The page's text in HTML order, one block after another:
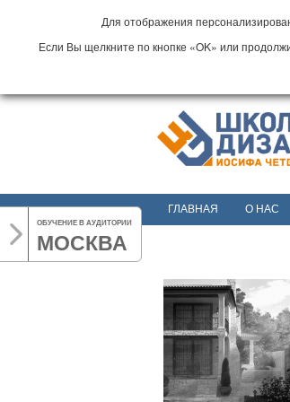
Для отображения
Если Вы щелкните по кнопке «OK» или
ГЛАВНАЯ О НАС
ОБУЧЕНИЕ В АУДИТОРИИ
МОСКВА